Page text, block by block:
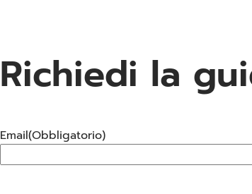
Richiedi la
Email(Obbligatorio)